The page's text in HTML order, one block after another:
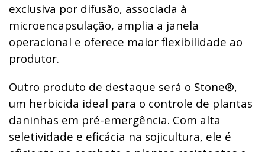
exclusiva por difusão, associada à
microencapsulação, amplia a janela
operacional e oferece maior flexibilidade ao
produtor.
Outro produto de destaque será o Stone®,
um herbicida ideal para o controle de plantas
daninhas em pré-emergência. Com alta
seletividade e eficácia na sojicultura, ele é